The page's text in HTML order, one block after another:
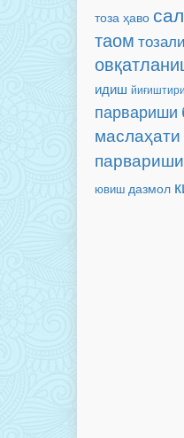
тоза ҳаво
таом
идиш
парвариши
маслаҳати
парвариши
ювиш дазмол